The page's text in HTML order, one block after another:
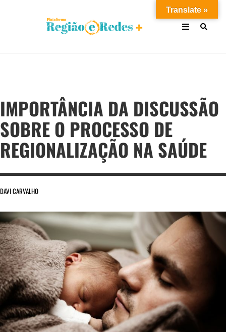
IMPORTÂNCIA DA DISCUSSÃO
SOBRE O PROCESSO DE
REGIONALIZAÇÃO NA SAÚDE
DAVI CARVALHO
Translate »